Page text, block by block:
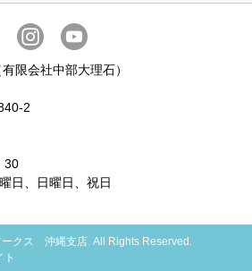
問 (6)
いに関する質問 (7)
限会社中部大理石）
2
30
日、日曜日、祝日
ークス 沖縄支店. All Rights Reserved.
ト